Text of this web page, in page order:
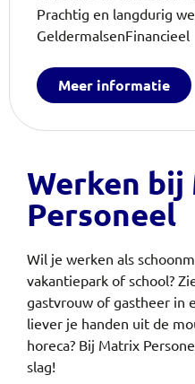
Prachtig en langdurig
GeldermalsenFinancieel
Meer informatie
Werken
Personeel
Wil je werken als
vakantiepark of school?
gastvrouw of gastheer in
liever je handen uit de
horeca? Bij Matrix
slag!